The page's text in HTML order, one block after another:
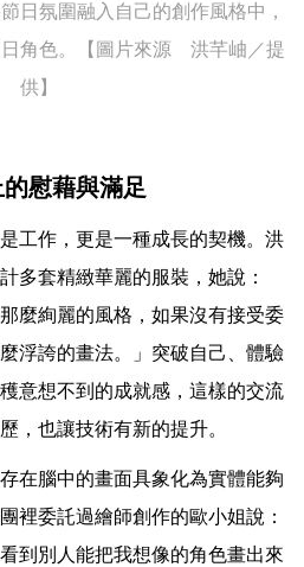
日氛圍融入自己的創作風格中，
角色。【圖片來源 洪芊岫／提
供】
慰藉與滿足
工作，更是一種成長的契機。洪
多套精緻華麗的服裝，她說：
麼絢麗的風格，如果沒有接受委
浮誇的畫法。」突破自己、體驗
意想不到的成就感，這樣的交流
，也讓技術有新的提升。
在腦中的畫面具象化為實體能夠
裡委託過繪師創作的歐小姐說：
到別人能把我想像的角色畫出來